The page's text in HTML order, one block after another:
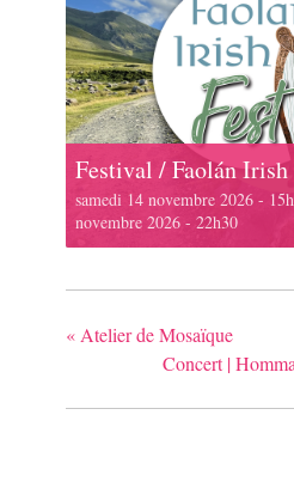
Festival / Faolán Irish
samedi 14 novembre 2026 -
novembre 2026 - 22h30
« Atelier de Mosaïque
Concert |